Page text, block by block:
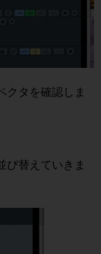
クタを確認しま
び替えていきま